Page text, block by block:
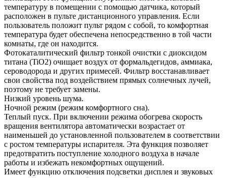
температуру в помещении с помощью датчика, который
расположен в пульте дистанционного управления. Если
пользователь положит пульт рядом с собой, то комфортная
температура будет обеспечена непосредственно в той части
комнаты, где он находится.
Фотокаталитический фильтр тонкой очистки с диоксидом
титана (TiO2) очищает воздух от формальдегидов, аммиака,
сероводорода и других примесей. Фильтр восстанавливает
свои свойства под воздействием прямых солнечных лучей,
поэтому не требует замены.
Низкий уровень шума.
Ночной режим (режим комфортного сна).
Теплый пуск. При включении режима обогрева скорость
вращения вентилятора автоматически возрастает от
наименьшей до установленной пользователем в соответствии
с ростом температуры испарителя. Эта функция позволяет
предотвратить поступление холодного воздуха в начале
работы и избежать некомфортных ощущений.
Имеет функцию отключения подсветки дисплея и звуковых